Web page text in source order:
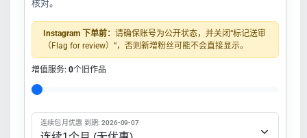
核对。
Instagram 下单前： 请确保账号为公开状态，并关闭“标记送审
（Flag for review）”，否则新增粉丝可能不会直接显示。
增值服务: 0个旧作品
连续包月优惠 到期: 2026-09-07